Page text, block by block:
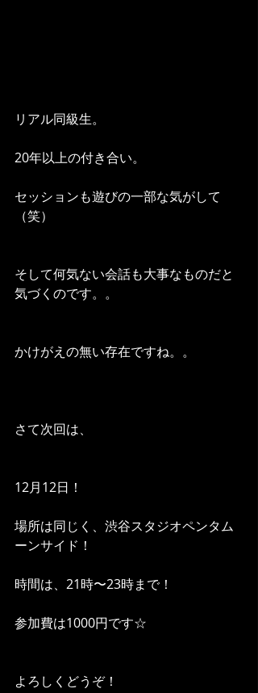
リアル同級生。
20年以上の付き合い。
セッションも遊びの一部な気がして
（笑）
そして何気ない会話も大事なものだと
気づくのです。。
かけがえの無い存在ですね。。
さて次回は、
12月12日！
場所は同じく、渋谷スタジオペンタム
ーンサイド！
時間は、21時〜23時まで！
参加費は1000円です☆
よろしくどうぞ！